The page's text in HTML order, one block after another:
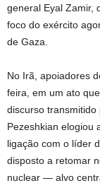
general Eyal Zamir,
foco do exército
de Gaza.
No Irã, apoiadores
feira, em um ato
discurso
Pezeshkian elogiou
ligação com o líder
disposto a retomar
nuclear — alvo